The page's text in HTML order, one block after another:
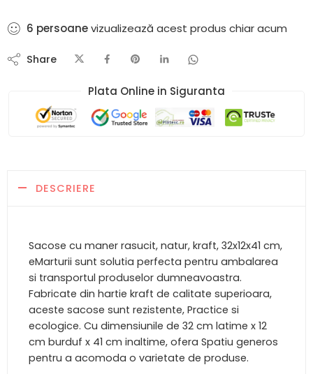
6 persoanevizualizează acest produs chiar acum
Share
Plata Online in Siguranta​
DESCRIERE
Sacose cu maner rasucit, natur, kraft, 32x12x41 cm,
eMarturii sunt solutia perfecta pentru ambalarea
si transportul produselor dumneavoastra.
Fabricate din hartie kraft de calitate superioara,
aceste sacose sunt rezistente, Practice si
ecologice. Cu dimensiunile de 32 cm latime x 12
cm burduf x 41 cm inaltime, ofera Spatiu generos
pentru a acomoda o varietate de produse.